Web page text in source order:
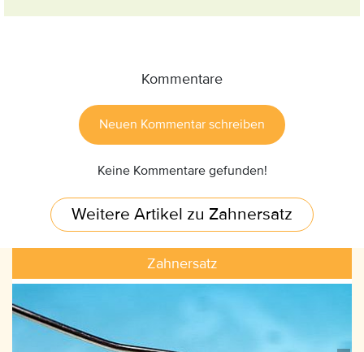
Kommentare
Neuen Kommentar schreiben
Keine Kommentare gefunden!
Weitere Artikel zu Zahnersatz
Zahnersatz